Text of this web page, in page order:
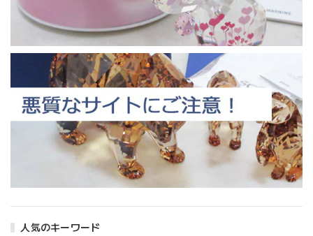
人気のキーワード